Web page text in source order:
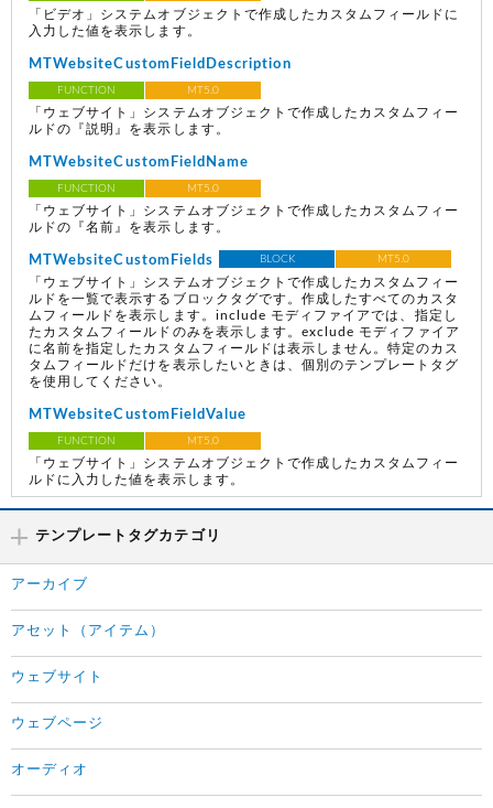
「ビデオ」システムオブジェクトで作成したカスタムフィールドに
入力した値を表示します。
MTWebsiteCustomFieldDescription
FUNCTION MT5.0
「ウェブサイト」システムオブジェクトで作成したカスタムフィー
ルドの『説明』を表示します。
MTWebsiteCustomFieldName
FUNCTION MT5.0
「ウェブサイト」システムオブジェクトで作成したカスタムフィー
ルドの『名前』を表示します。
MTWebsiteCustomFields BLOCK MT5.0
「ウェブサイト」システムオブジェクトで作成したカスタムフィー
ルドを一覧で表示するブロックタグです。作成したすべてのカスタ
ムフィールドを表示します。include モディファイアでは、指定し
たカスタムフィールドのみを表示します。exclude モディファイア
に名前を指定したカスタムフィールドは表示しません。特定のカス
タムフィールドだけを表示したいときは、個別のテンプレートタグ
を使用してください。
MTWebsiteCustomFieldValue
FUNCTION MT5.0
「ウェブサイト」システムオブジェクトで作成したカスタムフィー
ルドに入力した値を表示します。
テンプレートタグカテゴリ
アーカイブ
アセット（アイテム）
ウェブサイト
ウェブページ
オーディオ